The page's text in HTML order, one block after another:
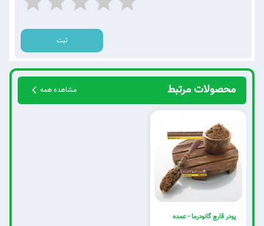
ثبت
محصولات مرتبط مشاهده همه
پودر قارچ گانودرما - عمده